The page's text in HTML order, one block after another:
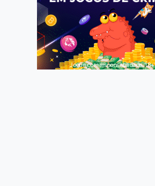
Jogue com responsabilidade. 18+